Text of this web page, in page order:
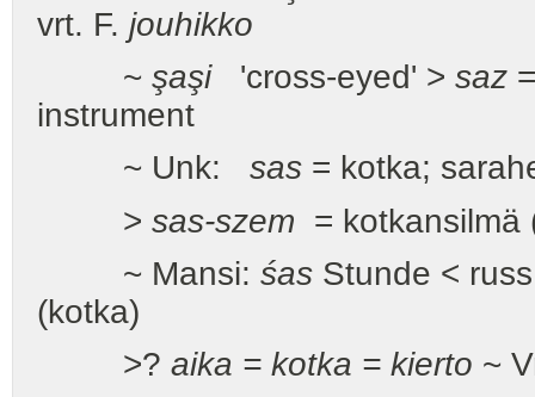
vrt. F. jouhikko
~ şaşi'cross-eyed' > saz
instrument
~ Unk: sas = kotka;
> sas-szem = kotkansilmä
~ Mansi: śas Stunde <
(kotka)
>? aika = kotka = kierto ~